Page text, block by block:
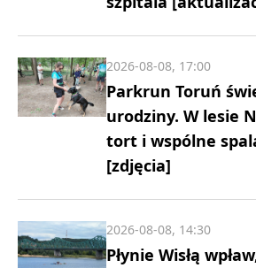
Parkrun Toruń
urodziny. W lesie
tort i wspólne
[zdjęcia]
2026-08-08, 17:00
Płynie Wisłą
2026-08-08, 14:30